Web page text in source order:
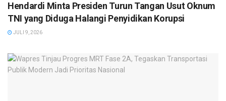
Hendardi Minta Presiden Turun Tangan Usut Oknum
TNI yang Diduga Halangi Penyidikan Korupsi
JULI 9, 2026